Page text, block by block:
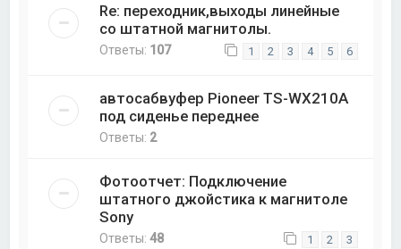
Re: переходник,выходы линейные
со штатной магнитолы.
Ответы: 107 1 2 3 4 5 6
автосабвуфер Pioneer TS-WX210A
под сиденье переднее
Ответы: 2
Фотоотчет: Подключение
штатного джойстика к магнитоле
Sony
Ответы:48 1 2 3